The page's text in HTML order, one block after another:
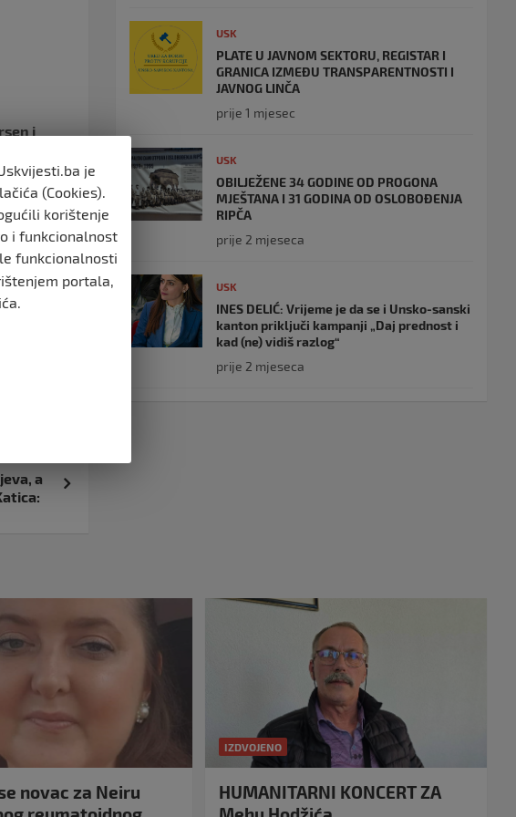
i
vladu
a
USK
PLATE U JAVNOM SEKTORU, REGISTAR I
GRANICA IZMEĐU TRANSPARENTNOSTI I
JAVNOG LINČA
prije 1 mjesec
USK
OBILJEŽENE 34 GODINE OD PROGONA
MJEŠTANA I 31 GODINA OD OSLOBOĐENJA
RIPČA
prije 2 mjeseca
USK
INES DELIĆ: Vrijeme je da se i Unsko-sanski
kanton priključi kampanji „Daj prednost i
kad (ne) vidiš razlog“
prije 2 mjeseca
novac za Neiru
IZDVOJENO
HUMANITARNI KONCERT ZA
je
(Cookies).
korištenje
i funkcionalnost
funkcionalnosti
portala,